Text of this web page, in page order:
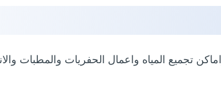
تجميع المياه واعمال الحفريات والمطبات